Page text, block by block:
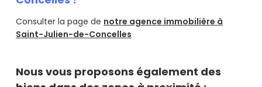
Consulter la page de notre agence immobilière à
Saint-Julien-de-Concelles
Nous vous proposons également des